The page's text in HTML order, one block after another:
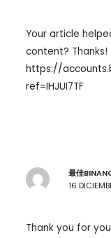
Your article
content? Thanks!
https://
ref=IHJUI7TF
最佳
16
Thank you for